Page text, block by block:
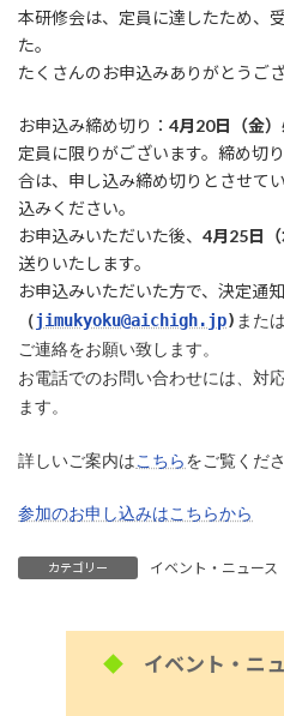
本研修会は、定員に達したため、
た。
たくさんのお申込みありがとうござ
お申込み締め切り： 4月20日（金
定員に限りがございます。締め切
合は、申し込み締め切りとさせて
込みください。
お申込みいただいた後、 4月25日（
送りいたします。
お申込みいただいた方で、決定通
（jimukyoku@aichigh.jp) または
ご連絡をお願い致します。
お電話でのお問い合わせには、対
ます。
詳しいご案内はこちらをご覧くださ
参加のお申し込みはこちらから
カテゴリー イベント・ニュース
◆ イベント・ニ